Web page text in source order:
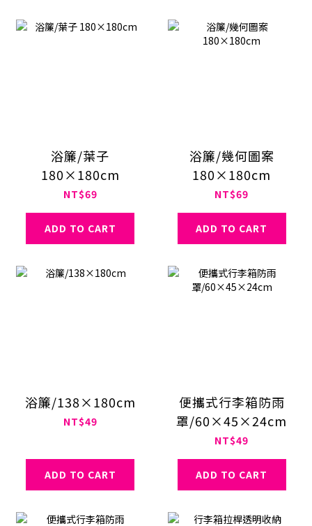
浴簾/葉子
180×180cm
NT$69
ADD TO CART
浴簾/幾何圖案
180×180cm
NT$69
ADD TO CART
浴簾/138×180cm
NT$49
ADD TO CART
便攜式行李箱防雨
罩/60×45×24cm
NT$49
ADD TO CART